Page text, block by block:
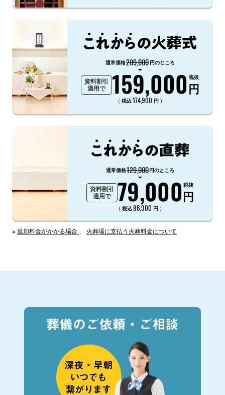
通常価格209,000円のところ
資料割引
適用で
159,000円
税抜
（ 税込174,900 円 ）
通常価格129,000円のところ
資料割引
適用で
79,000円
税抜
（ 税込86,900 円 ）
※追加料金がかかる場合 火葬場に支払う火葬料金について